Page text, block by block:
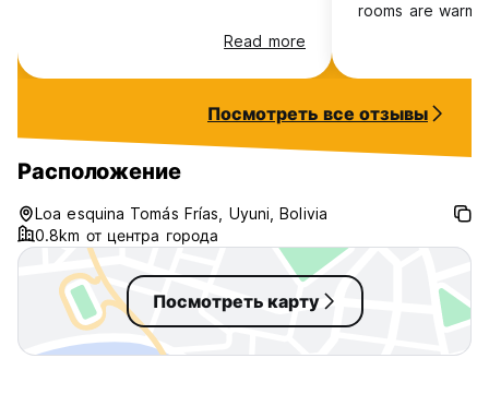
Read more
rooms are
saltflats!
Посмотреть все отзывы
Расположение
Loa esquina Tomás Frías, Uyuni, Bolivia
0.8km от центра города
Посмотреть карту